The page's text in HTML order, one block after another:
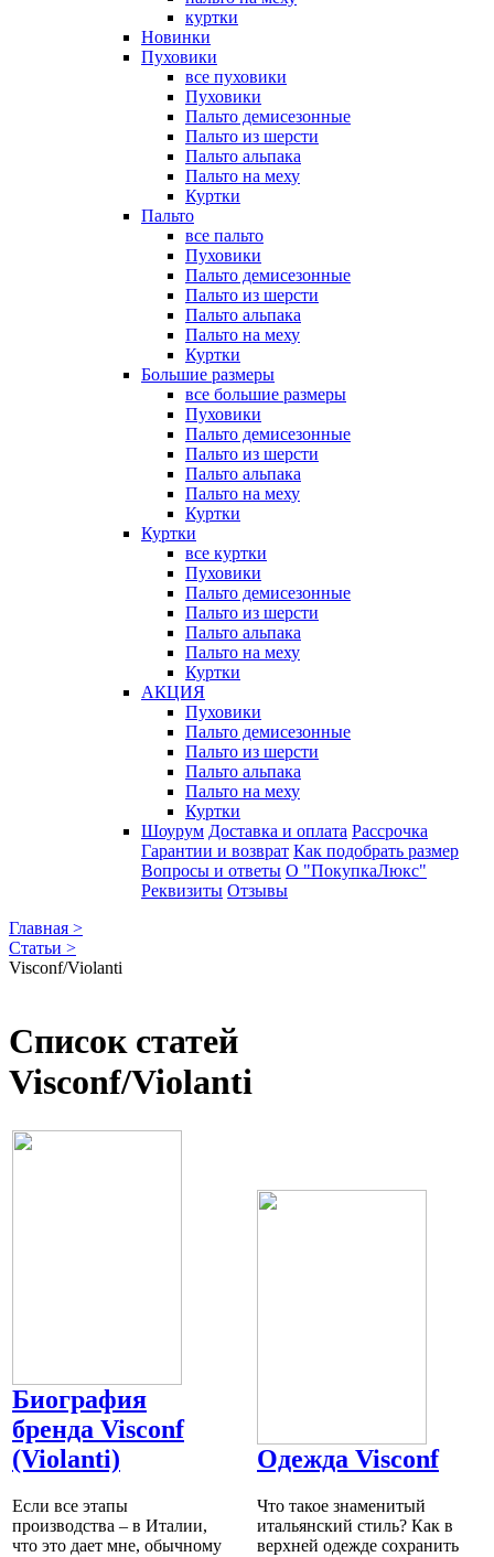
куртки
Новинки
Пуховики
все пуховики
Пуховики
Пальто демисезонные
Пальто из шерсти
Пальто альпака
Пальто на меху
Куртки
Пальто
все пальто
Пуховики
Пальто демисезонные
Пальто из шерсти
Пальто альпака
Пальто на меху
Куртки
Большие размеры
все большие размеры
Пуховики
Пальто демисезонные
Пальто из шерсти
Пальто альпака
Пальто на меху
Куртки
Куртки
все куртки
Пуховики
Пальто демисезонные
Пальто из шерсти
Пальто альпака
Пальто на меху
Куртки
АКЦИЯ
Пуховики
Пальто демисезонные
Пальто из шерсти
Пальто альпака
Пальто на меху
Куртки
Шоурум Доставка и оплата Рассрочка
Гарантии и возврат Как подобрать размер
Вопросы и ответы О "ПокупкаЛюкс"
Реквизиты Отзывы
Главная >
Статьи >
Visconf/Violanti
Список статей
Visconf/Violanti
Биография
бренда Visconf
(Violanti)
Если все этапы
производства – в Италии,
что это дает мне, обычному
Одежда Visconf
Что такое знаменитый
итальянский стиль? Как в
верхней одежде сохранить